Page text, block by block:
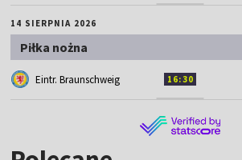
14 SIERPNIA 2026
Piłka nożna
Eintr. Braunschweig 16:30